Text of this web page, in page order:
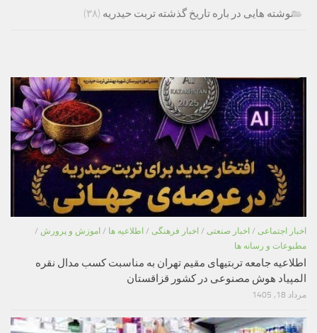
نوشته هایی در باره تاریخ گذشته تربت حیدریه (۳۸)
اخبار اجتماعی / اخبار صنعتی / اخبار فرهنگی / اطلاعیه ها / اموزش و پرورش /
مطبوعات و رسانه ها
اطلاعیه جامعه تربتیهای مقیم تهران به مناسبت کسب مدال نقره
المپیاد هوش مصنوعی در کشور قزاقستان
مرداد 18, 1405